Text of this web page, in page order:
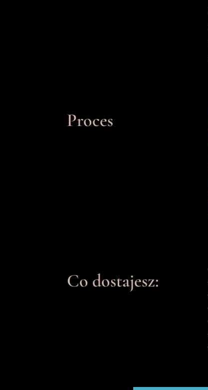
Proces
Co dostajesz: